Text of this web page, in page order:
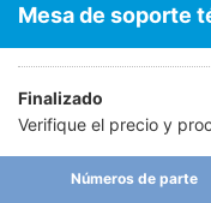
Mesa de soporte
Finalizado
Verifique el precio y
Números de parte